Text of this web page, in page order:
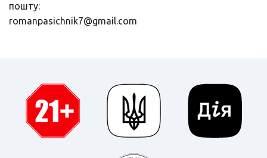
пошту:
romanpasichnik7@gmail.com